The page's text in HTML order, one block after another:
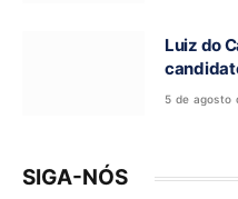
Luiz do
de
5 de agosto
SIGA-NÓS